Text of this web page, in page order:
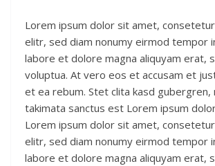
Lorem ipsum dolor sit amet,
elitr, sed diam nonumy eirmod tempor
labore et dolore magna aliquyam erat,
voluptua. At vero eos et accusam et
et ea rebum. Stet clita kasd gubergren,
takimata sanctus est Lorem ipsum
Lorem ipsum dolor sit amet,
elitr, sed diam nonumy eirmod tempor
labore et dolore magna aliquyam erat,